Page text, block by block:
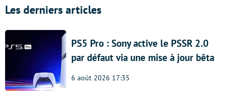
Les derniers articles
PS5 Pro : Sony active le PSSR 2.0
par défaut via une mise à jour bêta
6 août 2026 17:35